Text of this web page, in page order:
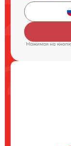
Нажимая на